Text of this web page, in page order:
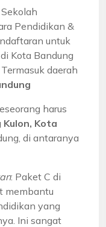
Pendidikan &
untuk
Kota Bandung
daerah
harus
Kulon, Kota
di antaranya
: Paket C di
membantu
yang
Ini sangat